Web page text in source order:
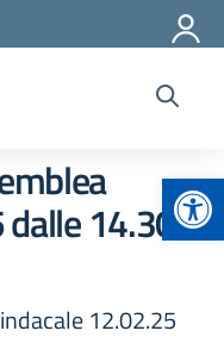
dalle 14.30
12.02.25